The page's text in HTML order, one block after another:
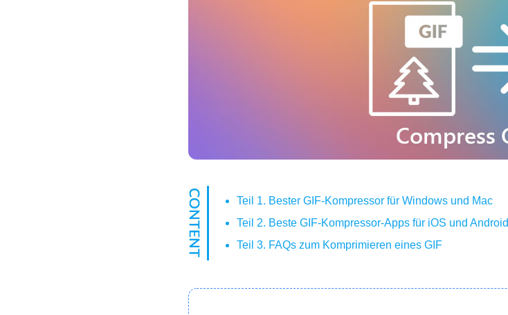
Teil 1. Bester GIF‑Kompressor für Windows und Mac
Teil 2. Beste GIF‑Kompressor‑Apps für iOS und Android
Teil 3. FAQs zum Komprimieren eines GIF